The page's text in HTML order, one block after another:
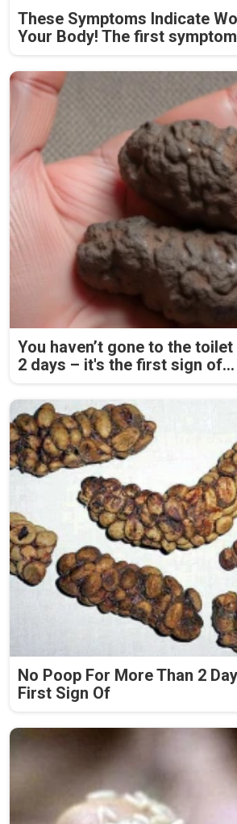
These Symptoms Indicate
Your Body! The first
You haven’t gone to the
2 days – it's the first sign of...
No Poop For More Than 2
First Sign Of